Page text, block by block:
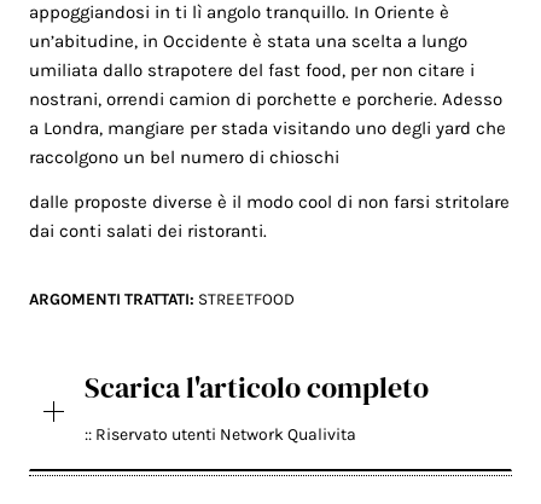
appoggiandosi in ti lì angolo tranquillo. In Oriente è
un’abitudine, in Occidente è stata una scelta a lungo
umiliata dallo strapotere del fast food, per non citare i
nostrani, orrendi camion di porchette e porcherie. Adesso
a Londra, mangiare per stada visitando uno degli yard che
raccolgono un bel numero di chioschi
dalle proposte diverse è il modo cool di non farsi stritolare
dai conti salati dei ristoranti.
ARGOMENTI TRATTATI: STREETFOOD
Scarica l'articolo completo
:: Riservato utenti Network Qualivita